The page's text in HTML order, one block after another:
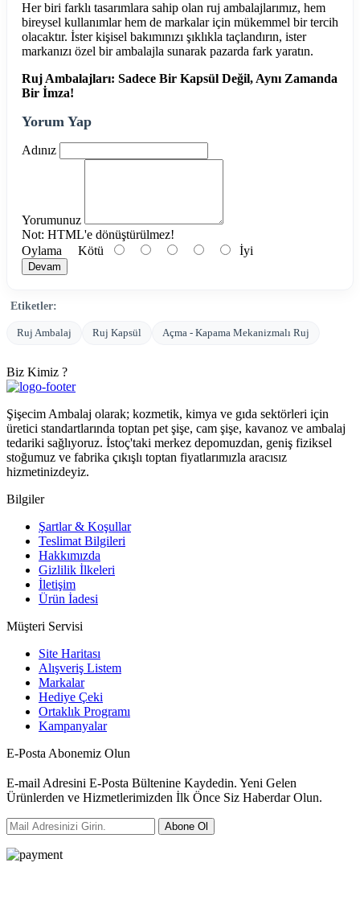
Her biri farklı tasarımlara sahip olan ruj ambalajlarımız, hem
bireysel kullanımlar hem de markalar için mükemmel bir tercih
olacaktır. İster kişisel bakımınızı şıklıkla taçlandırın, ister
markanızı özel bir ambalajla sunarak pazarda fark yaratın.
Ruj Ambalajları: Sadece Bir Kapsül Değil, Aynı Zamanda
Bir İmza!
Yorum Yap
Adınız
Yorumunuz
Not: HTML'e dönüştürülmez!
Oylama Kötü İyi
Devam
Etiketler:
Ruj Ambalaj Ruj Kapsül Açma - Kapama Mekanizmalı Ruj
Biz Kimiz ?
Şişecim Ambalaj olarak; kozmetik, kimya ve gıda sektörleri için
üretici standartlarında toptan pet şişe, cam şişe, kavanoz ve ambalaj
tedariki sağlıyoruz. İstoç'taki merkez depomuzdan, geniş fiziksel
stoğumuz ve fabrika çıkışlı toptan fiyatlarımızla aracısız
hizmetinizdeyiz.
Bilgiler
Şartlar & Koşullar
Teslimat Bilgileri
Hakkımızda
Gizlilik İlkeleri
İletişim
Ürün İadesi
Müşteri Servisi
Site Haritası
Alışveriş Listem
Markalar
Hediye Çeki
Ortaklık Programı
Kampanyalar
E-Posta Abonemiz Olun
E-mail Adresini E-Posta Bültenine Kaydedin. Yeni Gelen
Ürünlerden ve Hizmetlerimizden İlk Önce Siz Haberdar Olun.
Abone Ol